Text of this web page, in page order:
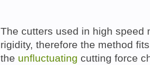
The cutters used in high speed
rigidity, therefore the method fits
the unfluctuating cutting force